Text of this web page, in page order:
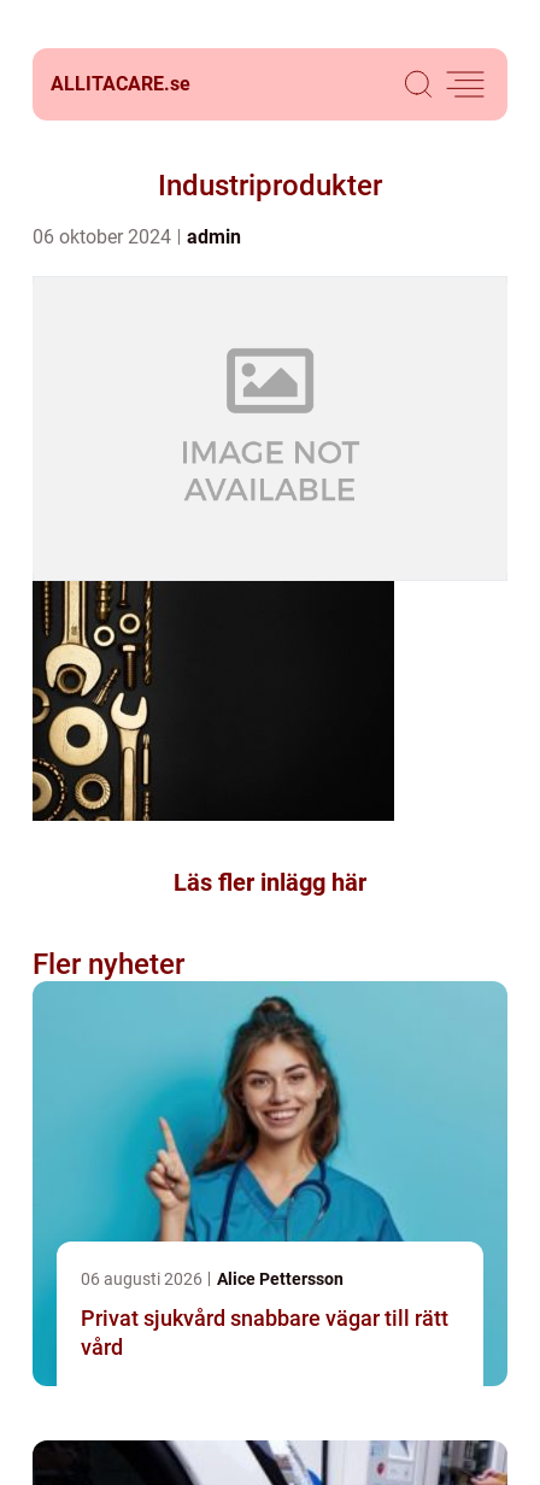
ALLITACARE.se
Industriprodukter
06 oktober 2024 admin
Läs fler inlägg här
Fler nyheter
06 augusti 2026 Alice Pettersson
Privat sjukvård snabbare vägar till rätt
vård